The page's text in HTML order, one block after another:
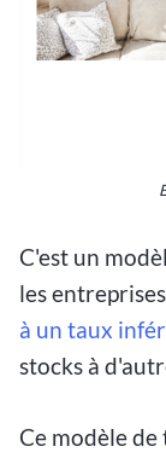
C'est un
les
à un taux
stocks à
Ce modèle